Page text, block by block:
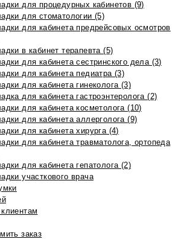
для процедурных кабинетов (9)
для стоматологии (5)
для кабинета предрейсовых осмотров
в кабинет терапевта (5)
для кабинета сестринского дела (3)
для кабинета педиатра (3)
для кабинета гинеколога (3)
для кабинета гастроэнтеролога (2)
для кабинета косметолога (10)
для кабинета аллерголога (9)
для кабинета хирурга (4)
для кабинета травматолога, ортопеда
для кабинета гепатолога (2)
участкового врача
заказ